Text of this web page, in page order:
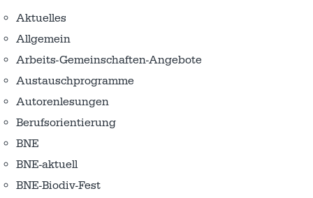
Aktuelles
Allgemein
Arbeits-Gemeinschaften-Angebote
Austausch­programme
Autorenlesungen
Berufsorientierung
BNE
BNE-aktuell
BNE-Biodiv-Fest